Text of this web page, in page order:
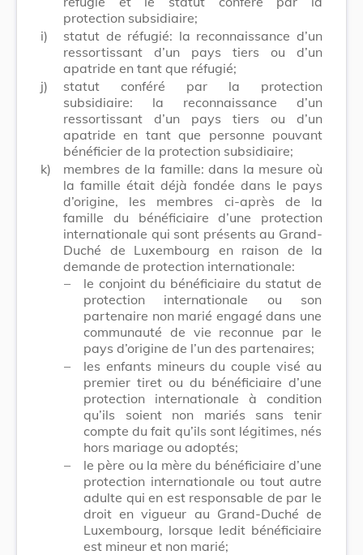
protection subsidiaire;
i)
statut de réfugié: la reconnaissance d’un
ressortissant d’un pays tiers ou d’un
apatride en tant que réfugié;
j)
statut conféré par la protection
subsidiaire: la reconnaissance d’un
ressortissant d’un pays tiers ou d’un
apatride en tant que personne pouvant
bénéficier de la protection subsidiaire;
k)
membres de la famille: dans la mesure où
la famille était déjà fondée dans le pays
d’origine, les membres ci-après de la
famille du bénéficiaire d’une protection
internationale qui sont présents au Grand-
Duché de Luxembourg en raison de la
demande de protection internationale:
–
le conjoint du bénéficiaire du statut de
protection internationale ou son
partenaire non marié engagé dans une
communauté de vie reconnue par le
pays d’origine de l’un des partenaires;
–
les enfants mineurs du couple visé au
premier tiret ou du bénéficiaire d’une
protection internationale à condition
qu’ils soient non mariés sans tenir
compte du fait qu’ils sont légitimes, nés
hors mariage ou adoptés;
–
le père ou la mère du bénéficiaire d’une
protection internationale ou tout autre
adulte qui en est responsable de par le
droit en vigueur au Grand-Duché de
Luxembourg, lorsque ledit bénéficiaire
est mineur et non marié;